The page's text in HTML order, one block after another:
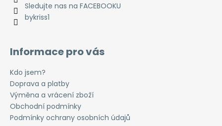
Sledujte nas na FACEBOOKU
bykriss1
Informace pro vás
Kdo jsem?
Doprava a platby
Výměna a vrácení zboží
Obchodní podmínky
Podmínky ochrany osobních údajů